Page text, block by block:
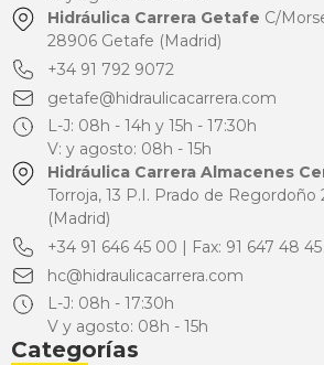
Hidráulica Carrera Getafe C/
28906 Getafe (Madrid)
+34 91 792 9072
getafe@hidraulicacarrera.com
L-J: 08h - 14h y 15h - 17:30h
V: y agosto: 08h - 15h
Hidráulica Carrera Almacenes
Torroja, 13 P.I. Prado de
(Madrid)
+34 91 646 45 00 | Fax: 91 647 48 45
hc@hidraulicacarrera.com
L-J: 08h - 17:30h
V y agosto: 08h - 15h
Categorías